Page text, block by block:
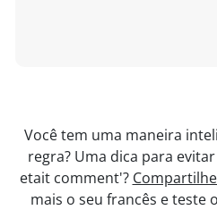
Você tem uma maneira
regra? Uma dica para
etait comment'?
mais o seu francês e teste o